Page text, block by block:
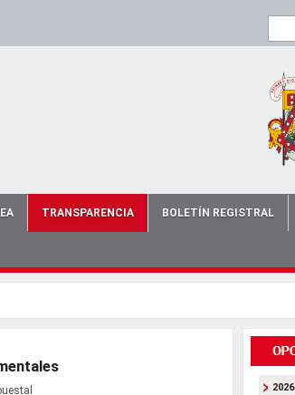
TRANSPARENCIA BOLETÍN REGISTRAL
2026